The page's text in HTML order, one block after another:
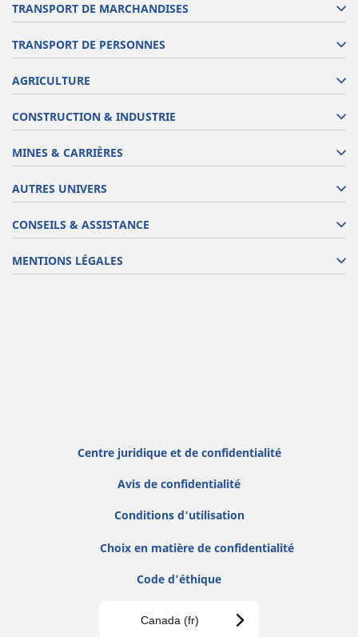
TRANSPORT DE MARCHANDISES
TRANSPORT DE PERSONNES
AGRICULTURE
CONSTRUCTION & INDUSTRIE
MINES & CARRIÈRES
AUTRES UNIVERS
CONSEILS & ASSISTANCE
MENTIONS LÉGALES
Centre juridique et de confidentialité
Avis de confidentialité
Conditions d'utilisation
Choix en matière de confidentialité
Code d'éthique
Canada (fr)